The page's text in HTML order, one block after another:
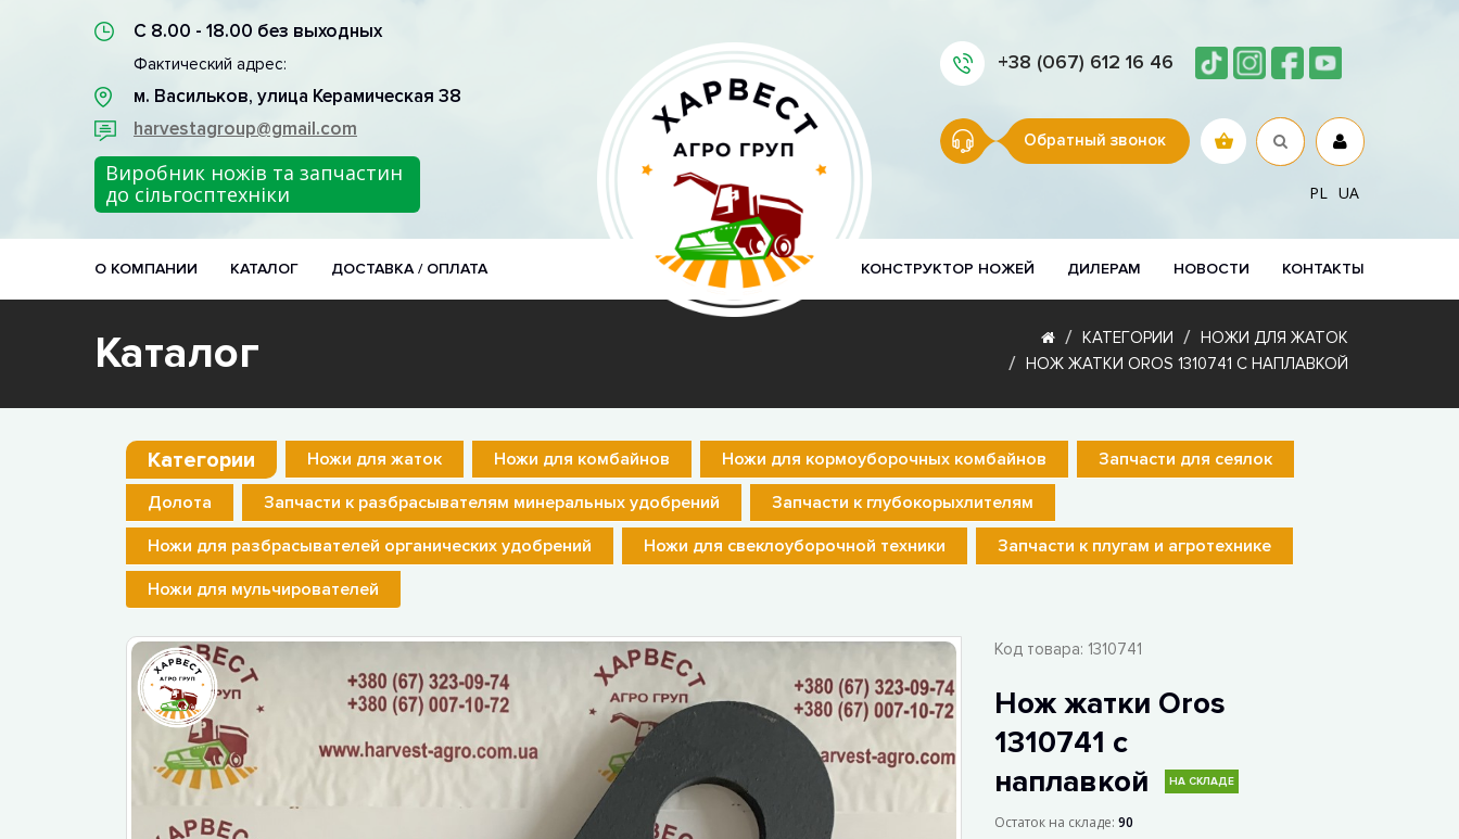
С 8.00 - 18.00 без выходных
Фактический адрес:
м. Васильков, улица Керамическая 38
harvestagroup@gmail.com
Виробник ножів та запчастин
до сільгосптехніки
+38 (067) 612 16 46
Обратный звонок
PL UA
О КОМПАНИИ КАТАЛОГ ДОСТАВКА / ОПЛАТА КОНСТРУКТОР НОЖЕЙ ДИЛЕРАМ НОВОСТИ КОНТАКТЫ
Каталог КАТЕГОРИИ
НОЖИ ДЛЯ ЖАТОК
НОЖ ЖАТКИ OROS 1310741 С НАПЛАВКОЙ
Категории Ножи для жаток Ножи для комбайнов Ножи для кормоуборочных комбайнов
Запчасти для сеялок
Долота
Запчасти к разбрасывателям минеральных удобрений
Запчасти к глубокорыхлителям
Ножи для разбрасывателей органических удобрений
Ножи для свеклоуборочной техники
Запчасти к плугам и агротехнике
Ножи для мульчирователей
Код товара: 1310741
Нож жатки Oros
1310741 с
наплавкой
НА СКЛАДЕ
Остаток на складе: 90